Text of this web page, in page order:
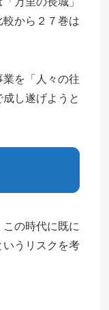
から２７巻は
を「人々の往
し遂げようと
の時代に既に
いうリスクを考